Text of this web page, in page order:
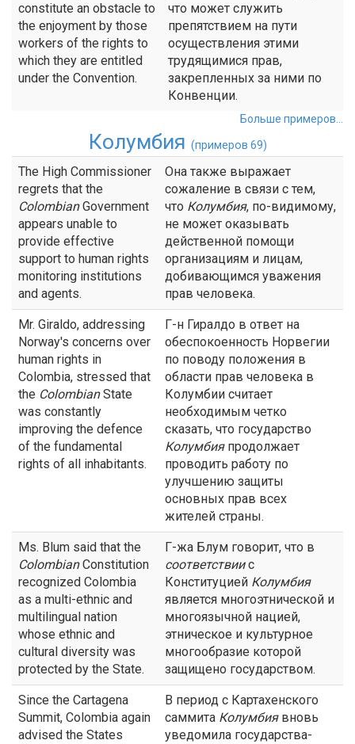
constitute an obstacle to
the enjoyment by those
workers of the rights to
which they are entitled
under the Convention.
что может служить
препятствием на пути
осуществления этими
трудящимися прав,
закрепленных за ними по
Конвенции.
Больше примеров...
Колумбия (примеров 69)
The High Commissioner
regrets that the
ColombianGovernment
appears unable to
provide effective
support to human rights
monitoring institutions
and agents.
Она также выражает
сожаление в связи с тем,
что Колумбия, по-видимому,
не может оказывать
действенной помощи
организациям и лицам,
добивающимся уважения
прав человека.
Mr. Giraldo, addressing
Norway's concerns over
human rights in
Colombia, stressed that
the ColombianState
was constantly
improving the defence
of the fundamental
rights of all inhabitants.
Г-н Гиралдо в ответ на
обеспокоенность Норвегии
по поводу положения в
области прав человека в
Колумбии считает
необходимым четко
сказать, что государство
Колумбияпродолжает
проводить работу по
улучшению защиты
основных прав всех
жителей страны.
Ms. Blum said that the
ColombianConstitution
recognized Colombia
as a multi-ethnic and
multilingual nation
whose ethnic and
cultural diversity was
protected by the State.
Г-жа Блум говорит, что в
соответствиис
Конституцией Колумбия
является многоэтнической и
многоязычной нацией,
этническое и культурное
многообразие которой
защищено государством.
Since the Cartagena
Summit, Colombia again
advised the States
В период с Картахенского
саммита Колумбиявновь
уведомила государства-